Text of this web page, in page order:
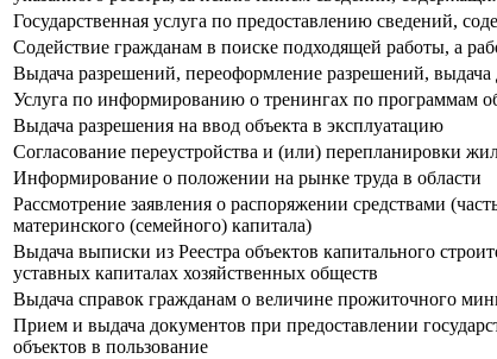
Государственная услуга по предоставлению сведений,
Содействие гражданам в поиске подходящей работы, а
Выдача разрешений, переоформление разрешений, выдача
Услуга по информированию о тренингах по программам
Выдача разрешения на ввод объекта в эксплуатацию
Согласование переустройства и (или) перепланировки
Информирование о положении на рынке труда в области
Рассмотрение заявления о распоряжении средствами
материнского (семейного) капитала)
Выдача выписки из Реестра объектов капитального
уставных капиталах хозяйственных обществ
Выдача справок гражданам о величине прожиточного
Прием и выдача документов при предоставлении
объектов в пользование